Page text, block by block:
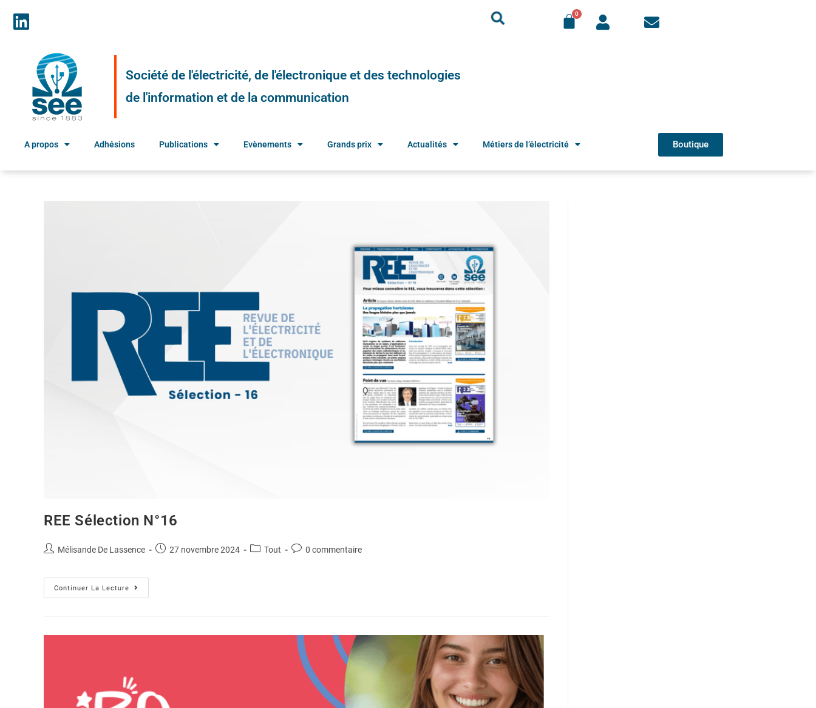
Société de l'électricité, de l'électronique et des technologies
de l'information et de la communication
A propos Adhésions Publications Evènements Grands prix Actualités Métiers de l’électricité Boutique
REE Sélection N°16
Mélisande De Lassence 27 novembre 2024 Tout 0 commentaire
Continuer La Lecture